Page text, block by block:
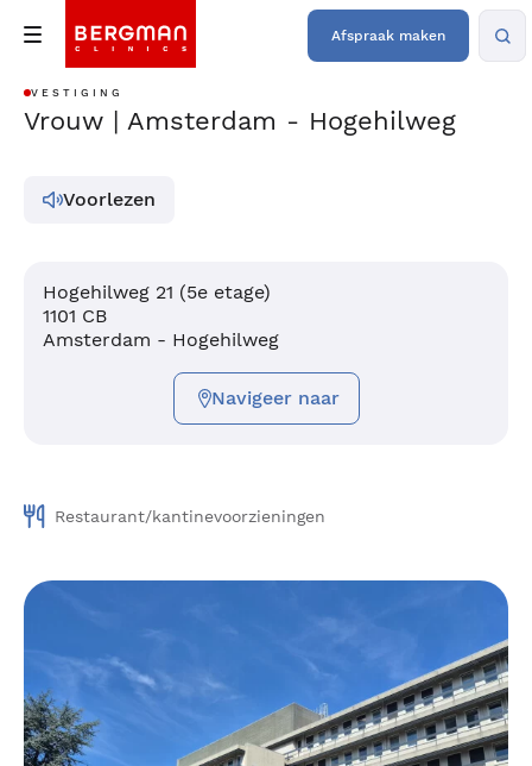
Afspraak maken
VESTIGING
Vrouw | Amsterdam - Hogehilweg
Voorlezen
Hogehilweg 21 (5e etage)
1101 CB
Amsterdam - Hogehilweg
Navigeer naar
Restaurant/kantinevoorzieningen